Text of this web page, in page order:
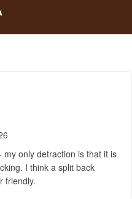
only detraction is that it is
I think a split back
friendly.